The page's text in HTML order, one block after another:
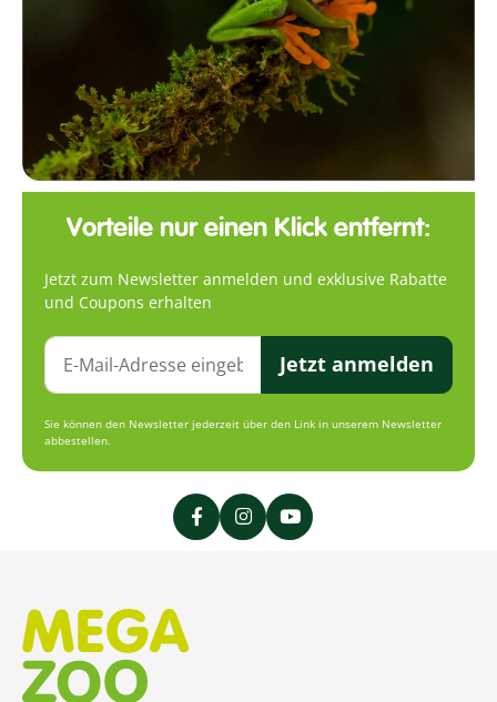
Vorteile nur einen Klick entfernt:
Jetzt zum Newsletter anmelden und exklusive Rabatte
und Coupons erhalten
Jetzt anmelden
Sie können den Newsletter jederzeit über den Link in unserem Newsletter
abbestellen.